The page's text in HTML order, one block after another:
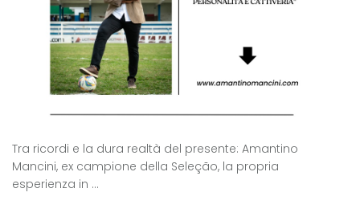
Tra ricordi e la dura realtà del presente: Amantino
Mancini, ex campione della Seleção, la propria
esperienza in ...